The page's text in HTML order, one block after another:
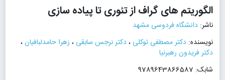
الگوریتم های گراف از تئوری تا پیاده سازی
ناشر: دانشگاه فردوسی مشهد
نویسنده: دکتر مصطفی توکلی ،دکتر نرجس سابقی ، زهرا حامدلبافیان،
دکتر فریدون رهبرنیا
شابک: 9789643866587